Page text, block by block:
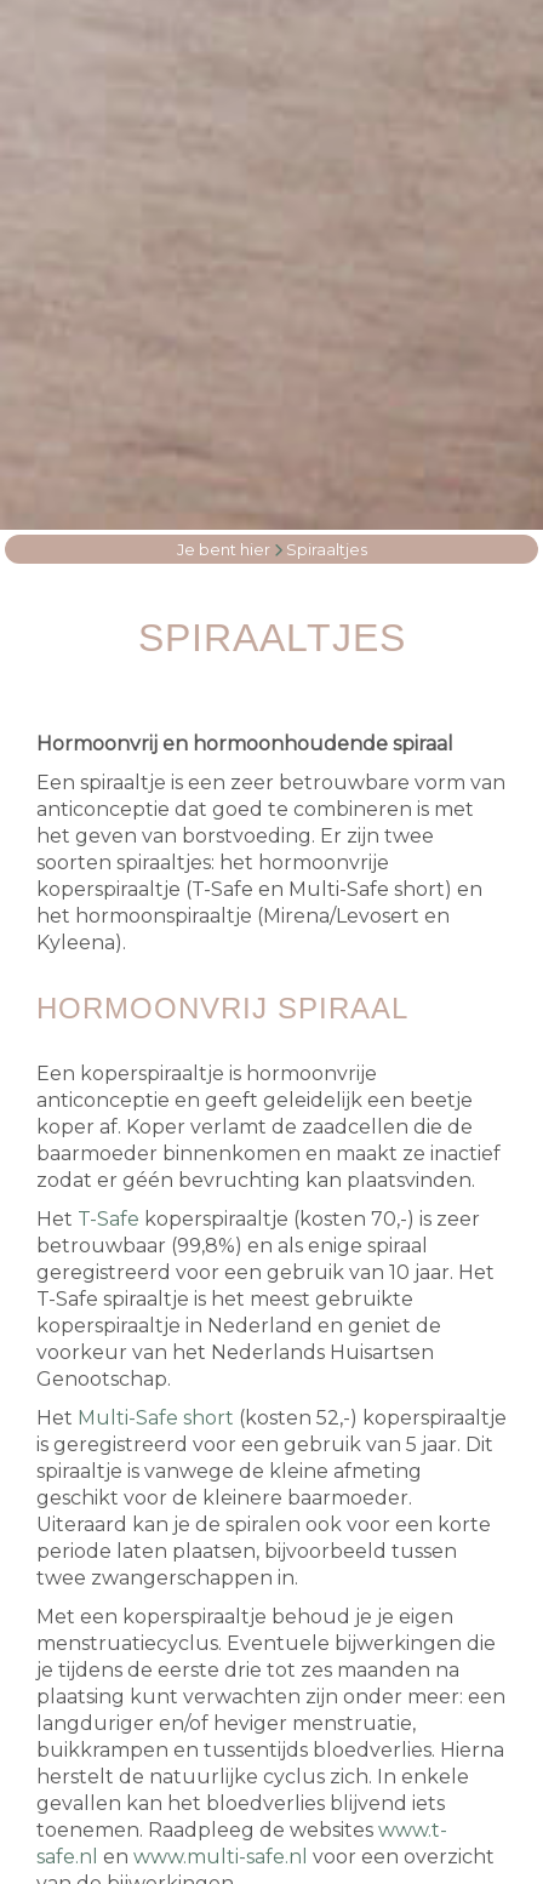
Je bent hier Spiraaltjes
SPIRAALTJES
Hormoonvrij en hormoonhoudende spiraal
Een spiraaltje is een zeer betrouwbare vorm van
anticonceptie dat goed te combineren is met
het geven van borstvoeding. Er zijn twee
soorten spiraaltjes: het hormoonvrije
koperspiraaltje (T-Safe en Multi-Safe short) en
het hormoonspiraaltje (Mirena/Levosert en
Kyleena).
HORMOONVRIJ SPIRAAL
Een koperspiraaltje is hormoonvrije
anticonceptie en geeft geleidelijk een beetje
koper af. Koper verlamt de zaadcellen die de
baarmoeder binnenkomen en maakt ze inactief
zodat er géén bevruchting kan plaatsvinden.
Het T-Safe koperspiraaltje (kosten 70,-) is zeer
betrouwbaar (99,8%) en als enige spiraal
geregistreerd voor een gebruik van 10 jaar. Het
T-Safe spiraaltje is het meest gebruikte
koperspiraaltje in Nederland en geniet de
voorkeur van het Nederlands Huisartsen
Genootschap.
Het Multi-Safe short (kosten 52,-) koperspiraaltje
is geregistreerd voor een gebruik van 5 jaar. Dit
spiraaltje is vanwege de kleine afmeting
geschikt voor de kleinere baarmoeder.
Uiteraard kan je de spiralen ook voor een korte
periode laten plaatsen, bijvoorbeeld tussen
twee zwangerschappen in.
Met een koperspiraaltje behoud je je eigen
menstruatiecyclus. Eventuele bijwerkingen die
je tijdens de eerste drie tot zes maanden na
plaatsing kunt verwachten zijn onder meer: een
langduriger en/of heviger menstruatie,
buikkrampen en tussentijds bloedverlies. Hierna
herstelt de natuurlijke cyclus zich. In enkele
gevallen kan het bloedverlies blijvend iets
toenemen. Raadpleeg de websites www.t-
safe.nl en www.multi-safe.nl voor een overzicht